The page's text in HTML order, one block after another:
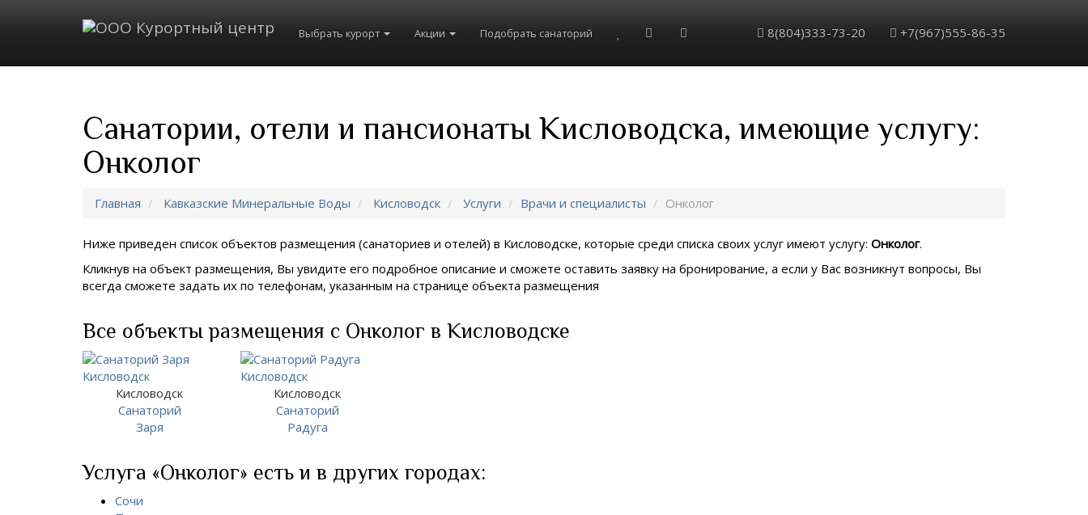
Выбрать курорт Акции Подобрать санаторий 8(804)333-73-20 +7(967)555-86-35
Санатории, отели и пансионаты Кисловодска, имеющие услугу:
Онколог
Главная Кавказские Минеральные Воды Кисловодск Услуги Врачи и специалисты Онколог
Ниже приведен список объектов размещения (санаториев и отелей) в Кисловодске, которые среди списка своих услуг имеют услугу: Онколог.
Кликнув на объект размещения, Вы увидите его подробное описание и сможете оставить заявку на бронирование, а если у Вас возникнут вопросы, Вы
всегда сможете задать их по телефонам, указанным на странице объекта размещения
Все объекты размещения с Онколог в Кисловодске
Кисловодск
Санаторий
Заря
Кисловодск
Санаторий
Радуга
Услуга «Онколог» есть и в других городах:
Сочи